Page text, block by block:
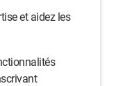
et aidez les